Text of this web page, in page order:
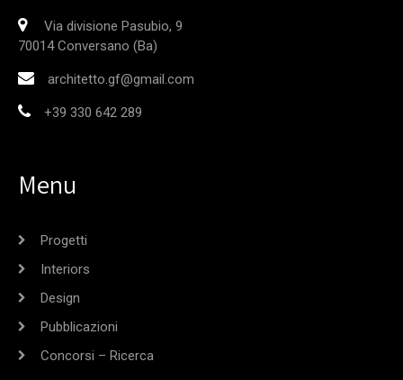
Via divisione Pasubio, 9
70014 Conversano (Ba)
architetto.gf@gmail.com
+39 330 642 289
Menu
Progetti
Interiors
Design
Pubblicazioni
Concorsi – Ricerca